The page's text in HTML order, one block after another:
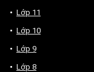
Lớp 11
Lớp 10
Lớp 9
Lớp 8